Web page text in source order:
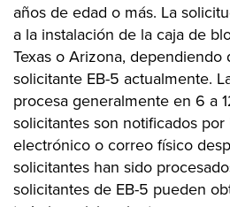
años de edad o más. La
a la instalación de la caja de
Texas o Arizona,
solicitante EB-5 actualmente.
procesa generalmente en 6 a
solicitantes son notificados
electrónico o correo físico
solicitantes han sido
solicitantes de EB-5 pueden